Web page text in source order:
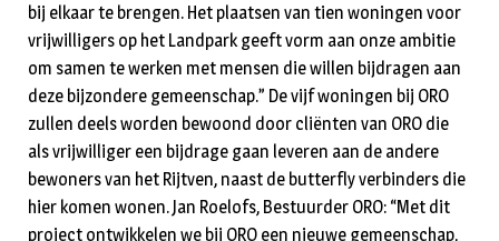
bij elkaar te brengen. Het plaatsen van tien woningen voor
vrijwilligers op het Landpark geeft vorm aan onze ambitie
om samen te werken met mensen die willen bijdragen aan
deze bijzondere gemeenschap.” De vijf woningen bij ORO
zullen deels worden bewoond door cliënten van ORO die
als vrijwilliger een bijdrage gaan leveren aan de andere
bewoners van het Rijtven, naast de butterfly verbinders die
hier komen wonen. Jan Roelofs, Bestuurder ORO: “Met dit
project ontwikkelen we bij ORO een nieuwe gemeenschap,